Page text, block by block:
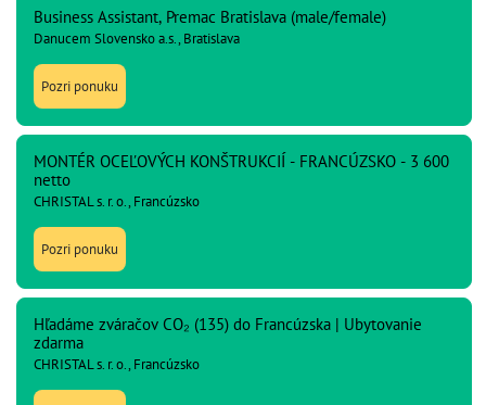
Business Assistant, Premac Bratislava (male/female)
Danucem Slovensko a.s., Bratislava
Pozri ponuku
MONTÉR OCEĽOVÝCH KONŠTRUKCIÍ - FRANCÚZSKO - 3 600
netto
CHRISTAL s. r. o., Francúzsko
Pozri ponuku
Hľadáme zváračov CO₂ (135) do Francúzska | Ubytovanie
zdarma
CHRISTAL s. r. o., Francúzsko